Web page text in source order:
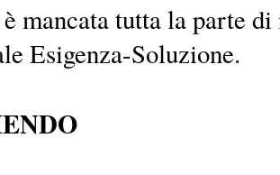
mancata tutta la parte
Esigenza-Soluzione.